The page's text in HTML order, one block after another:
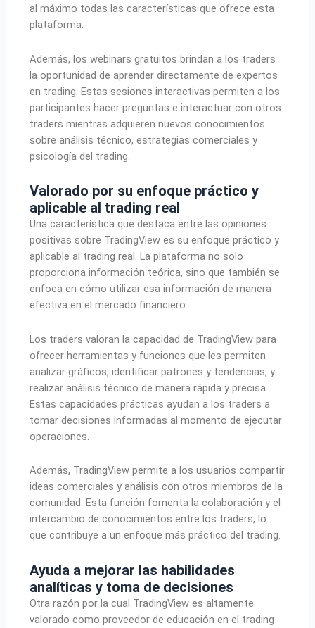
al máximo todas las características que ofrece esta
plataforma.
Además, los webinars gratuitos brindan a los traders
la oportunidad de aprender directamente de expertos
en trading. Estas sesiones interactivas permiten a los
participantes hacer preguntas e interactuar con otros
traders mientras adquieren nuevos conocimientos
sobre análisis técnico, estrategias comerciales y
psicología del trading.
Valorado por su enfoque práctico y
aplicable al trading real
Una característica que destaca entre las opiniones
positivas sobre TradingView es su enfoque práctico y
aplicable al trading real. La plataforma no solo
proporciona información teórica, sino que también se
enfoca en cómo utilizar esa información de manera
efectiva en el mercado financiero.
Los traders valoran la capacidad de TradingView para
ofrecer herramientas y funciones que les permiten
analizar gráficos, identificar patrones y tendencias, y
realizar análisis técnico de manera rápida y precisa.
Estas capacidades prácticas ayudan a los traders a
tomar decisiones informadas al momento de ejecutar
operaciones.
Además, TradingView permite a los usuarios compartir
ideas comerciales y análisis con otros miembros de la
comunidad. Esta función fomenta la colaboración y el
intercambio de conocimientos entre los traders, lo
que contribuye a un enfoque más práctico del trading.
Ayuda a mejorar las habilidades
analíticas y toma de decisiones
Otra razón por la cual TradingView es altamente
valorado como proveedor de educación en el trading